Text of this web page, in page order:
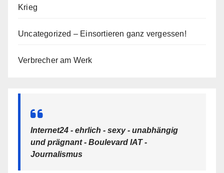
Krieg
Uncategorized – Einsortieren ganz vergessen!
Verbrecher am Werk
Internet24 - ehrlich - sexy - unabhängig
und prägnant - Boulevard IAT -
Journalismus